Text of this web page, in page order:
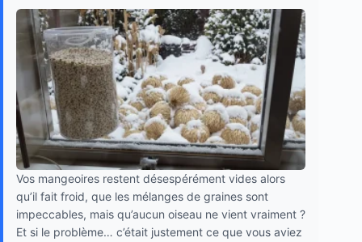
Vos mangeoires restent désespérément vides alors
qu’il fait froid, que les mélanges de graines sont
impeccables, mais qu’aucun oiseau ne vient vraiment ?
Et si le problème… c’était justement ce que vous aviez